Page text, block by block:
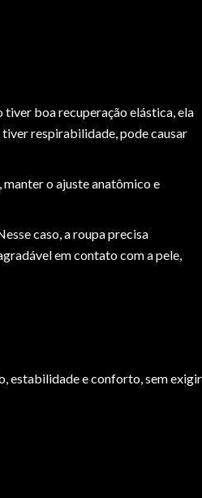
boa recuperação elástica, ela
tiver respirabilidade, pode causar
o ajuste anatômico e
caso, a roupa precisa
em contato com a pele,
estabilidade e conforto, sem exigir